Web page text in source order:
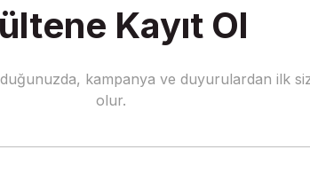
Gönder
Kayıt Ol
kampanya ve duyurulardan ilk
olur.